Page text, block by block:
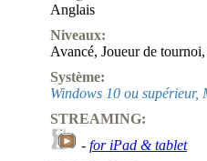
Anglais
Niveaux:
Avancé, Joueur de tournoi,
Système:
Windows 10 ou supérieur,
STREAMING:
- for iPad & tablet